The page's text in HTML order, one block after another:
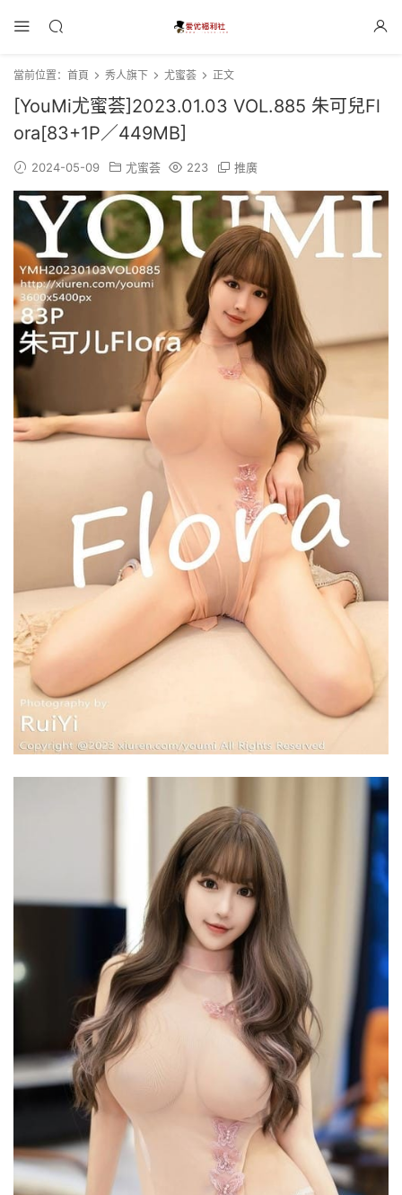
當前位置： 首頁 秀人旗下 尤蜜荟 正文
[YouMi尤蜜荟]2023.01.03 VOL.885 朱可兒Fl
ora[83+1P／449MB]
2024-05-09 尤蜜荟 223 推廣